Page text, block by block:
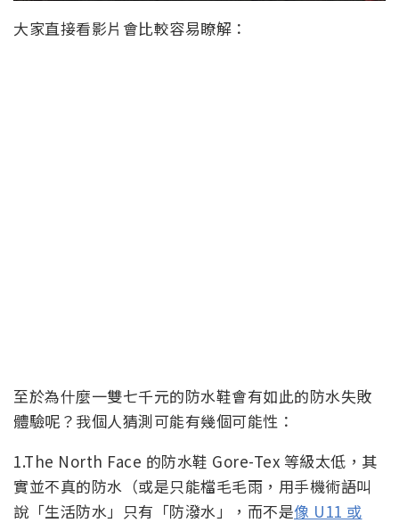
大家直接看影片會比較容易瞭解：
至於為什麼一雙七千元的防水鞋會有如此的防水失敗
體驗呢？我個人猜測可能有幾個可能性：
1.The North Face 的防水鞋 Gore-Tex 等級太低，其
實並不真的防水（或是只能檔毛毛雨，用手機術語叫
說「生活防水」只有「防潑水」，而不是像 U11 或